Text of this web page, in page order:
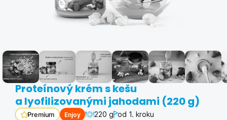
Proteínový krém s kešu
a lyofilizovanými jahodami (220 g)
Premium Enjoy 220 g od 1. kroku